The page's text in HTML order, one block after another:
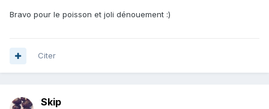
Bravo pour le poisson et joli dénouement :)
Citer
Skip